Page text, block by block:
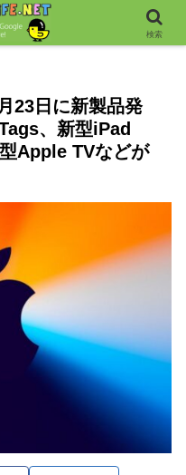
23日に新製品発
、新型iPad
Apple TVなどが
検索